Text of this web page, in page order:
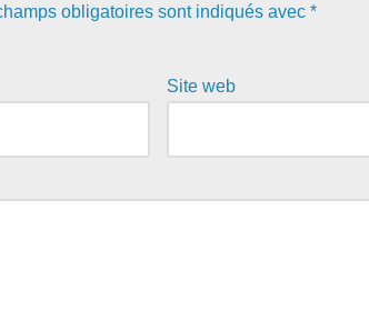
obligatoires sont indiqués avec *
Site web